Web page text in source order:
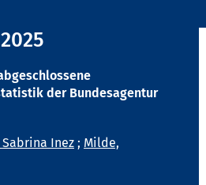
der Bundesagentur
Inez ; Milde,